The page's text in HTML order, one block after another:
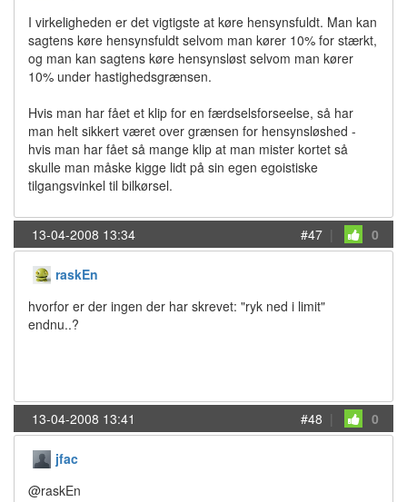
I virkeligheden er det vigtigste at køre hensynsfuldt. Man kan
sagtens køre hensynsfuldt selvom man kører 10% for stærkt,
og man kan sagtens køre hensynsløst selvom man kører
10% under hastighedsgrænsen.
Hvis man har fået et klip for en færdselsforseelse, så har
man helt sikkert været over grænsen for hensynsløshed -
hvis man har fået så mange klip at man mister kortet så
skulle man måske kigge lidt på sin egen egoistiske
tilgangsvinkel til bilkørsel.
13-04-2008 13:34 #47 | 0
raskEn
hvorfor er der ingen der har skrevet: "ryk ned i limit"
endnu..?
13-04-2008 13:41 #48 | 0
jfac
@raskEn